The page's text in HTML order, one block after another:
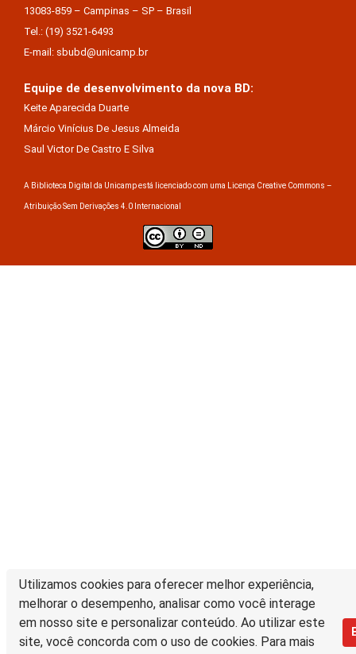
Utilizamos cookies para oferecer melhor experiência,
melhorar o desempenho, analisar como você interage
em nosso site e personalizar conteúdo. Ao utilizar este
site, você concorda com o uso de cookies. Para mais
13083-859 – Campinas – SP – Brasil
Tel.: (19) 3521-6493
E-mail: sbubd@unicamp.br
Equipe de desenvolvimento da nova BD:
Keite Aparecida Duarte
Márcio Vinícius De Jesus Almeida
Saul Victor De Castro E Silva
A Biblioteca Digital da Unicamp está licenciado com uma Licença Creative Commons –
Atribuição Sem Derivações 4.0 Internacional